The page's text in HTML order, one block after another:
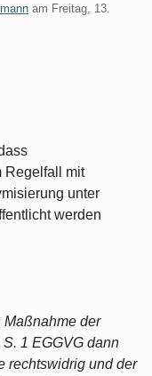
am Freitag, 13.
Regelfall mit
unter
werden
Maßnahme der
S. 1 EGGVG dann
rechtswidrig und der